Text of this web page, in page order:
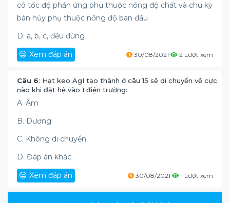
có tốc độ phản ứng phụ thuộc nồng độ chất và chu kỳ
bán hủy phụ thuộc nồng độ ban đầu
D. a, b, c, đều đúng
Xem đáp án
30/08/2021 2 Lượt xem
Câu 6: Hạt keo AgI tạo thành ở câu 15 sẽ di chuyển về cực
nào khi đặt hệ vào 1 điện trường:
A. Âm
B. Dương
C. Không di chuyển
D. Đáp án khác
Xem đáp án
30/08/2021 1 Lượt xem